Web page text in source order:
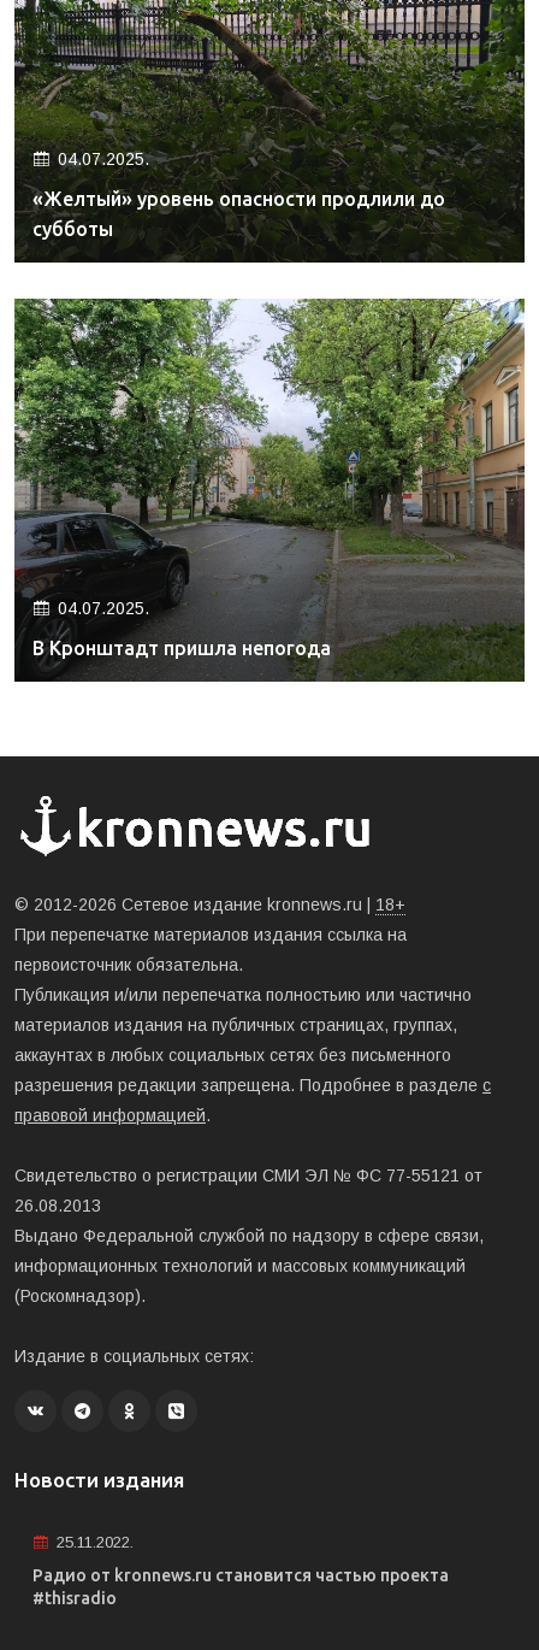
04.07.2025.
«Желтый» уровень опасности продлили до
субботы
04.07.2025.
В Кронштадт пришла непогода
© 2012-2026 Сетевое издание kronnews.ru | 18+
При перепечатке материалов издания ссылка на
первоисточник обязательна.
Публикация и/или перепечатка полностьию или частично
материалов издания на публичных страницах, группах,
аккаунтах в любых социальных сетях без письменного
разрешения редакции запрещена. Подробнее в разделе с
правовой информацией.
Свидетельство о регистрации СМИ ЭЛ № ФС 77-55121 от
26.08.2013
Выдано Федеральной службой по надзору в сфере связи,
информационных технологий и массовых коммуникаций
(Роскомнадзор).
Издание в социальных сетях:
Новости издания
25.11.2022.
Радио от kronnews.ru становится частью проекта
#thisradio